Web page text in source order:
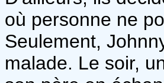
où personne ne
Seulement,
malade. Le soir,